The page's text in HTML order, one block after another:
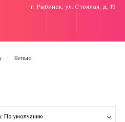
г. Рыбинск, ул. Стоялая, д. 19
Белые
По умолчанию